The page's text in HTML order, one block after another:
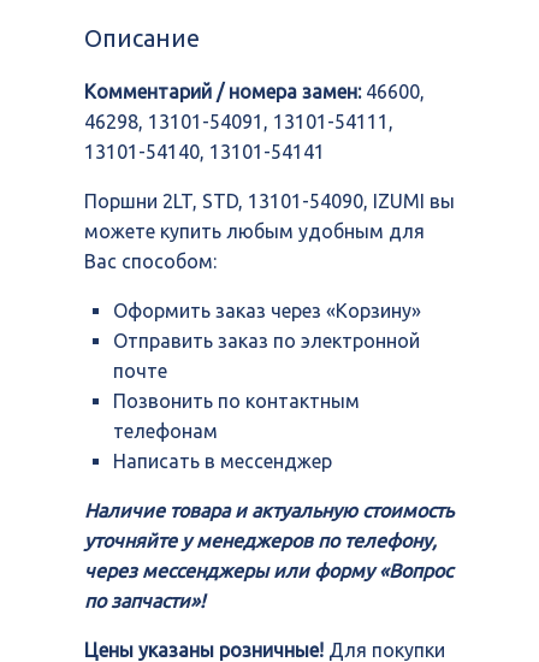
13101-
IZUMI
Описание
Комментарий / номера замен:46600,
46298, 13101-54091, 13101-54111,
13101-54140, 13101-54141
Поршни 2LT, STD, 13101-54090, IZUMI вы
можете купить любым удобным для
Вас способом:
Оформить заказ через «Корзину»
Отправить заказ по электронной
почте
Позвонить по контактным
телефонам
Написать в мессенджер
Наличие товара и актуальную стоимость
уточняйте у менеджеров по телефону,
через мессенджеры или форму «Вопрос
по запчасти»!
Цены указаны розничные! Для покупки